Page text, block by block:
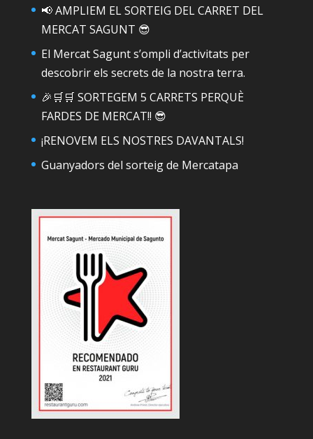
📢 AMPLIEM EL SORTEIG DEL CARRET DEL
MERCAT SAGUNT 😎
El Mercat Sagunt s’ompli d’activitats per
descobrir els secrets de la nostra terra.
🎉🛒🛒 SORTEGEM 5 CARRETS PERQUÈ
FARDES DE MERCAT!! 😎
¡RENOVEM ELS NOSTRES DAVANTALS!
Guanyadors del sorteig de Mercatapa